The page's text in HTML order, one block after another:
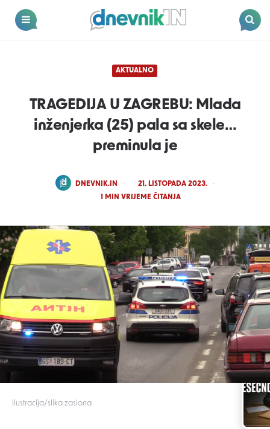
Dnevnik.in
ilustracija/slika zaslona
AKTUALNO
TRAGEDIJA U ZAGREBU: Mlada
inženjerka (25) pala sa skele…
preminula je
POSTED
DNEVNIK.IN
21. LISTOPADA 2023.
1 MIN VRIJEME ČITANJA